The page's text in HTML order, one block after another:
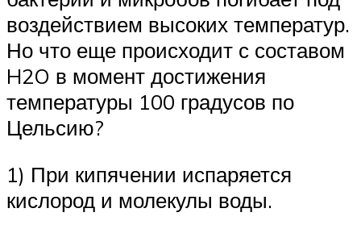
воздействием высоких температур.
Но что еще происходит с составом
H2O в момент достижения
температуры 100 градусов по
Цельсию?
1) При кипячении испаряется
кислород и молекулы воды.